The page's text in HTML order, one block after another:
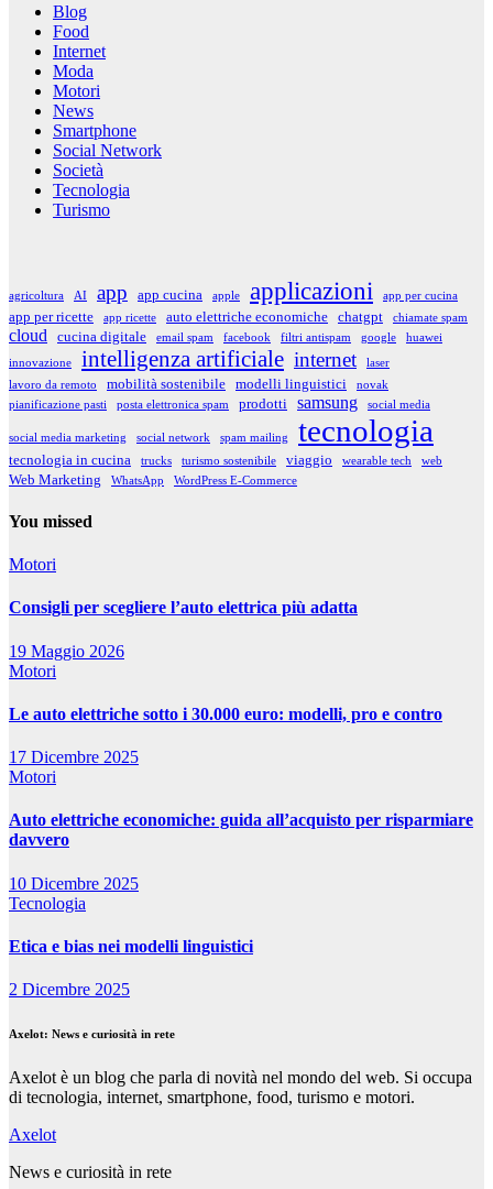
Blog
Food
Internet
Moda
Motori
News
Smartphone
Social Network
Società
Tecnologia
Turismo
agricoltura AI app app cucina apple applicazioni app per cucina
app per ricette app ricette auto elettriche economiche chatgpt chiamate spam
cloud cucina digitale email spam facebook filtri antispam google huawei
innovazione intelligenza artificiale internet
laser
lavoro da remoto
mobilità sostenibile modelli linguistici
novak
pianificazione pasti
posta elettronica spam prodotti samsung social media
social media marketing social network spam mailing tecnologia
tecnologia in cucina trucks turismo sostenibile viaggio wearable tech web
Web Marketing WhatsApp WordPress E-Commerce
You missed
Motori
Consigli per scegliere l’auto elettrica più adatta
19 Maggio 2026
Motori
Le auto elettriche sotto i 30.000 euro: modelli, pro e contro
17 Dicembre 2025
Motori
Auto elettriche economiche: guida all’acquisto per risparmiare
davvero
10 Dicembre 2025
Tecnologia
Etica e bias nei modelli linguistici
2 Dicembre 2025
Axelot: News e curiosità in rete
Axelot è un blog che parla di novità nel mondo del web. Si occupa
di tecnologia, internet, smartphone, food, turismo e motori.
Axelot
News e curiosità in rete